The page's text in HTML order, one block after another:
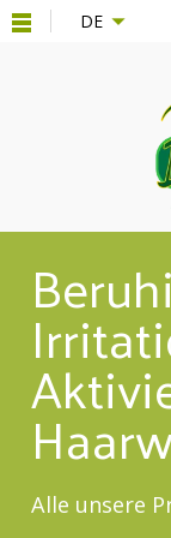
{**} DE
Alle unsere